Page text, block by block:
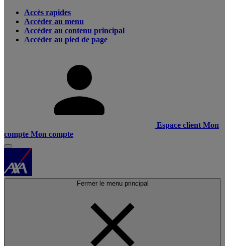
Accès rapides
Accéder au menu
Accéder au contenu principal
Accéder au pied de page
Espace client Mon
compte Mon compte
Fermer le menu principal